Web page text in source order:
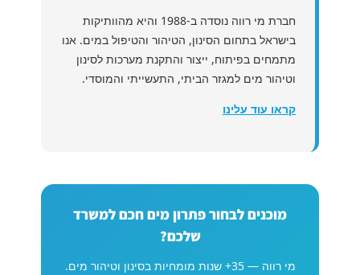
חברת מי רווה נוסדה ב-1988 והיא מהוותיקות
בישראל בתחום הסינון, הטיהור והטיפול במים. אנו
מתמחים בפיתוח, ייצור והתקנת מערכות לסינון
וטיהור מים למגזר הביתי, התעשייתי והמוסדי.
קראו עוד עלינו
מוכנים לבחור פתרון מים חכם למשרד
שלכם?
מי רווה — 35+ שנות מומחיות בסינון וטיהור מים.